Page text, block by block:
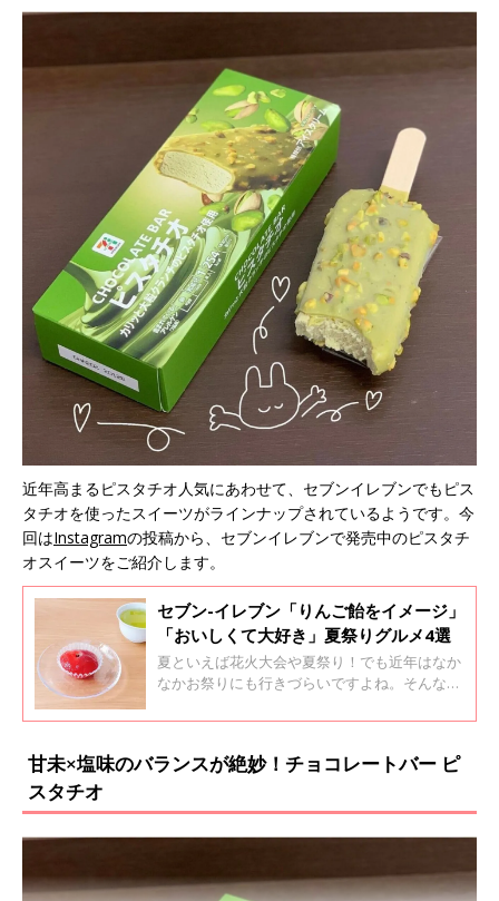
近年高まるピスタチオ人気にあわせて、セブンイレブンでもピス
タチオを使ったスイーツがラインナップされているようです。今
回はInstagramの投稿から、セブンイレブンで発売中のピスタチ
オスイーツをご紹介します。
セブン-イレブン「りんご飴をイメージ」
「おいしくて大好き」夏祭りグルメ4選
夏といえば花火大会や夏祭り！でも近年はなか
なかお祭りにも行きづらいですよね。そんな
祭り」と称して夏祭りフェアが開催中！夏祭り
されたみたいですよ。
甘未×塩味のバランスが絶妙！チョコレートバー ピ
スタチオ